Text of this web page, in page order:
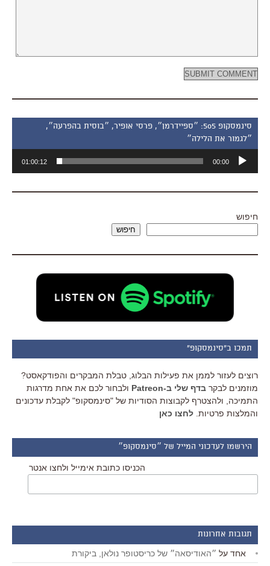
סינמסקופ 505: ״ספיידרמן״, פרסי אופיר, ״בוסית בהפרעה״,
״לגמור את הלילה״
אודיו
00:00
01:00:12
חיפוש
חיפוש
תמכו ב"סינמסקופ"
רוצים לעזור לממן את פעילות הבלוג, טבלת המבקרים והפודקאסט?
מוזמנים לבקר בדף שלי ב-Patreon
ולבחור לכם את אחת מדרגות
התמיכה, ולהצטרף לקבוצות הסודיות של "סינמסקופ" לקבלת עדכונים
והמלצות פרטיות. לחצו כאן
הירשמו לעדכוני המייל של ״סינמסקופ״
הכניסו כתובת אימייל ולחצו אנטר
תגובות אחרונות
אחד על ״האודיסאה״ של כריסטופר נולאן, ביקורת